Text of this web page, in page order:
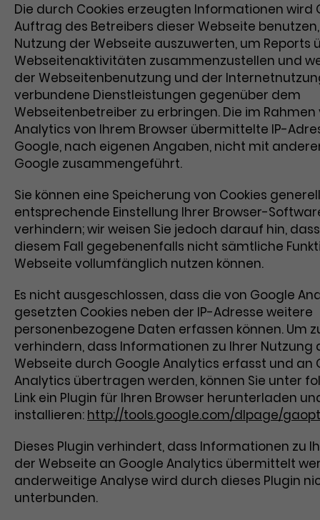
Die durch Cookies erzeugten Informationen wird
Auftrag des Betreibers dieser Webseite
Nutzung der Webseite auszuwerten, um Reports
Webseitenaktivitäten zusammenzustellen und
der Webseitenbenutzung und der
verbundene Dienstleistungen gegenüber dem
Webseitenbetreiber zu erbringen. Die im Rahmen
Analytics von Ihrem Browser übermittelte IP-
Google, nach eigenen Angaben, nicht mit
Google zusammengeführt.
Sie können eine Speicherung von Cookies
entsprechende Einstellung Ihrer Browser-
verhindern; wir weisen Sie jedoch darauf hin,
diesem Fall gegebenenfalls nicht sämtliche
Webseite vollumfänglich nutzen können.
Es nicht ausgeschlossen, dass die von Google
gesetzten Cookies neben der IP-Adresse weitere
personenbezogene Daten erfassen können. Um
verhindern, dass Informationen zu Ihrer Nutzung
Webseite durch Google Analytics erfasst und an
Analytics übertragen werden, können Sie unter
Link ein Plugin für Ihren Browser herunterladen
installieren: http://tools.google.com/dlpage/
Dieses Plugin verhindert, dass Informationen zu
der Webseite an Google Analytics übermittelt
anderweitige Analyse wird durch dieses Plugin
unterbunden.